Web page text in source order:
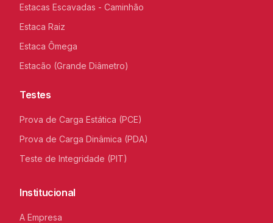
Estacas Escavadas - Caminhão
Estaca Raiz
Estaca Ômega
Estacão (Grande Diâmetro)
Testes
Prova de Carga Estática (PCE)
Prova de Carga Dinâmica (PDA)
Teste de Integridade (PIT)
Institucional
A Empresa